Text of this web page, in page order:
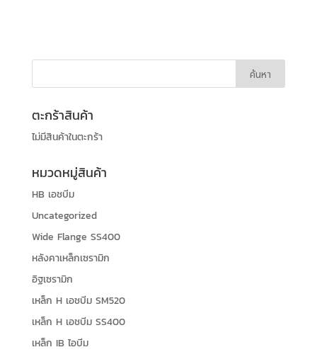
ตะกร้าสินค้า
ไม่มีสินค้าในตะกร้า
หมวดหมู่สินค้า
HB เอชบีม
Uncategorized
Wide Flange SS400
หลังคาเหล็กเซรามิก
อิฐเซรามิก
เหล็ก H เอชบีม SM520
เหล็ก H เอชบีม SS400
เหล็ก IB ไอบีม